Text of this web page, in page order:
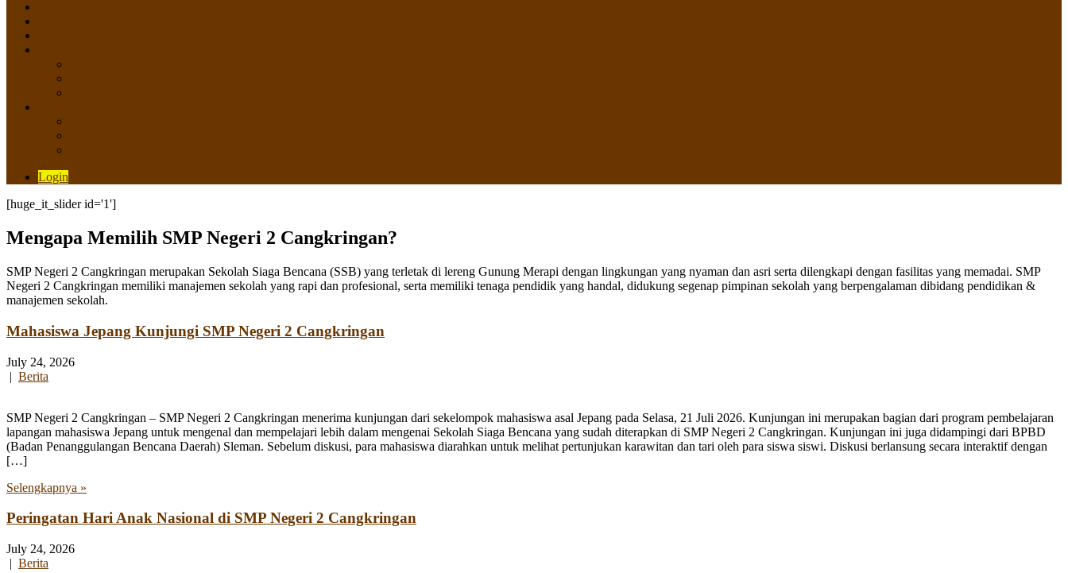
Login
[huge_it_slider id='1']
Mengapa Memilih SMP Negeri 2 Cangkringan?
SMP Negeri 2 Cangkringan merupakan Sekolah Siaga Bencana (SSB) yang terletak di lereng Gunung Merapi dengan lingkungan yang nyaman dan asri serta dilengkapi dengan fasilitas yang memadai. SMP
Negeri 2 Cangkringan memiliki manajemen sekolah yang rapi dan profesional, serta memiliki tenaga pendidik yang handal, didukung segenap pimpinan sekolah yang berpengalaman dibidang pendidikan &
manajemen sekolah.
Mahasiswa Jepang Kunjungi SMP Negeri 2 Cangkringan
July 24, 2026
| Berita
SMP Negeri 2 Cangkringan – SMP Negeri 2 Cangkringan menerima kunjungan dari sekelompok mahasiswa asal Jepang pada Selasa, 21 Juli 2026. Kunjungan ini merupakan bagian dari program pembelajaran
lapangan mahasiswa Jepang untuk mengenal dan mempelajari lebih dalam mengenai Sekolah Siaga Bencana yang sudah diterapkan di SMP Negeri 2 Cangkringan. Kunjungan ini juga didampingi dari BPBD
(Badan Penanggulangan Bencana Daerah) Sleman. Sebelum diskusi, para mahasiswa diarahkan untuk melihat pertunjukan karawitan dan tari oleh para siswa siswi. Diskusi berlansung secara interaktif dengan
[…]
Selengkapnya »
Peringatan Hari Anak Nasional di SMP Negeri 2 Cangkringan
July 24, 2026
| Berita